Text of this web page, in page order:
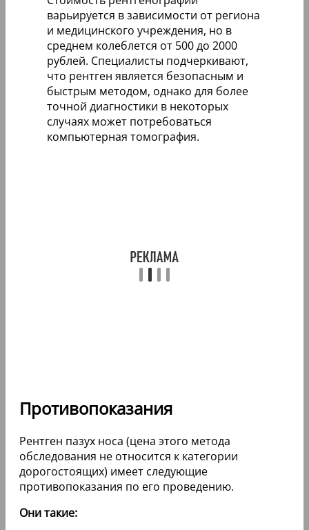
варьируется в зависимости от региона
и медицинского учреждения, но в
среднем колеблется от 500 до 2000
рублей. Специалисты подчеркивают,
что рентген является безопасным и
быстрым методом, однако для более
точной диагностики в некоторых
случаях может потребоваться
компьютерная томография.
Противопоказания
Рентген пазух носа (цена этого метода
обследования не относится к категории
дорогостоящих) имеет следующие
противопоказания по его проведению.
Они такие: